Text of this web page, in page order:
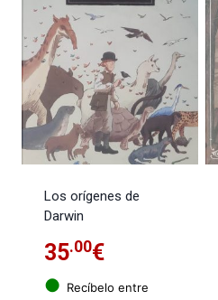
Los orígenes de
Darwin
35.00€
● Recíbelo entre